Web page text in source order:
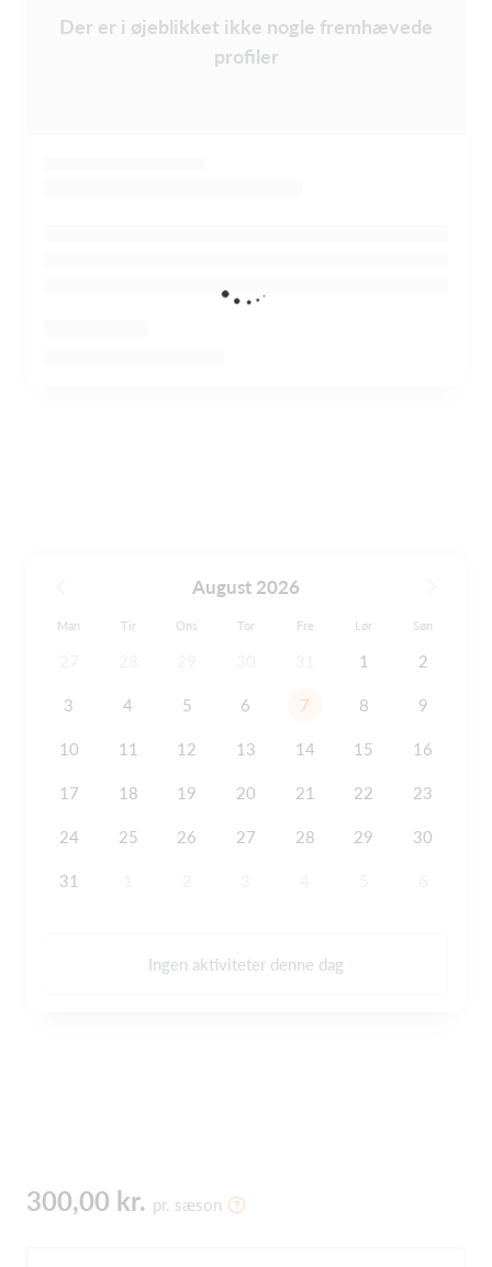
Der er i øjeblikket ikke nogle fremhævede
profiler
August 2026
Man Tir Ons Tor Fre Lør Søn
1 2
3 4 5 6 7 8 9
10 11 12 13 14 15 16
17 18 19 20 21 22 23
24 25 26 27 28 29 30
31
Ingen aktiviteter denne dag
300,00 kr. pr. sæson